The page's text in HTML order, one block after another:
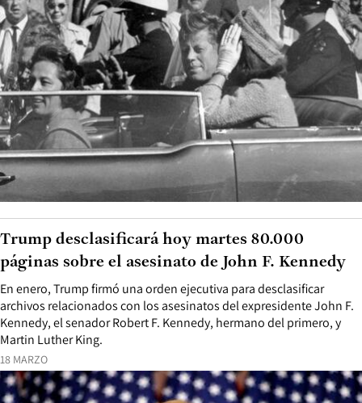
18 MARZO
En enero, Trump firmó una orden ejecutiva para desclasificar
archivos relacionados con los asesinatos del expresidente John F.
Kennedy, el senador Robert F. Kennedy, hermano del primero, y
Martin Luther King.
Trump desclasificará hoy martes 80.000
páginas sobre el asesinato de John F. Kennedy